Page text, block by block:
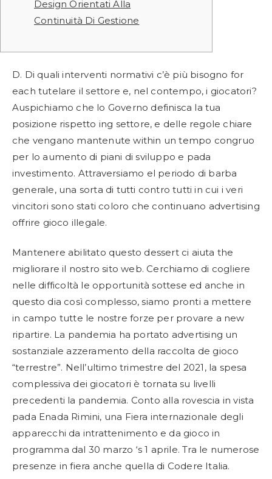
Design Orientati Alla
Continuità Di Gestione
D. Di quali interventi normativi c’è più bisogno for
each tutelare il settore e, nel contempo, i giocatori?
Auspichiamo che lo Governo definisca la tua
posizione rispetto ing settore, e delle regole chiare
che vengano mantenute within un tempo congruo
per lo aumento di piani di sviluppo e pada
investimento. Attraversiamo el periodo di barba
generale, una sorta di tutti contro tutti in cui i veri
vincitori sono stati coloro che continuano advertising
offrire gioco illegale.
Mantenere abilitato questo dessert ci aiuta the
migliorare il nostro sito web. Cerchiamo di cogliere
nelle difficoltà le opportunità sottese ed anche in
questo dia così complesso, siamo pronti a mettere
in campo tutte le nostre forze per provare a new
ripartire. La pandemia ha portato advertising un
sostanziale azzeramento della raccolta de gioco
“terrestre”. Nell’ultimo trimestre del 2021, la spesa
complessiva dei giocatori è tornata su livelli
precedenti la pandemia. Conto alla rovescia in vista
pada Enada Rimini, una Fiera internazionale degli
apparecchi da intrattenimento e da gioco in
programma dal 30 marzo ‘s 1 aprile. Tra le numerose
presenze in fiera anche quella di Codere Italia.